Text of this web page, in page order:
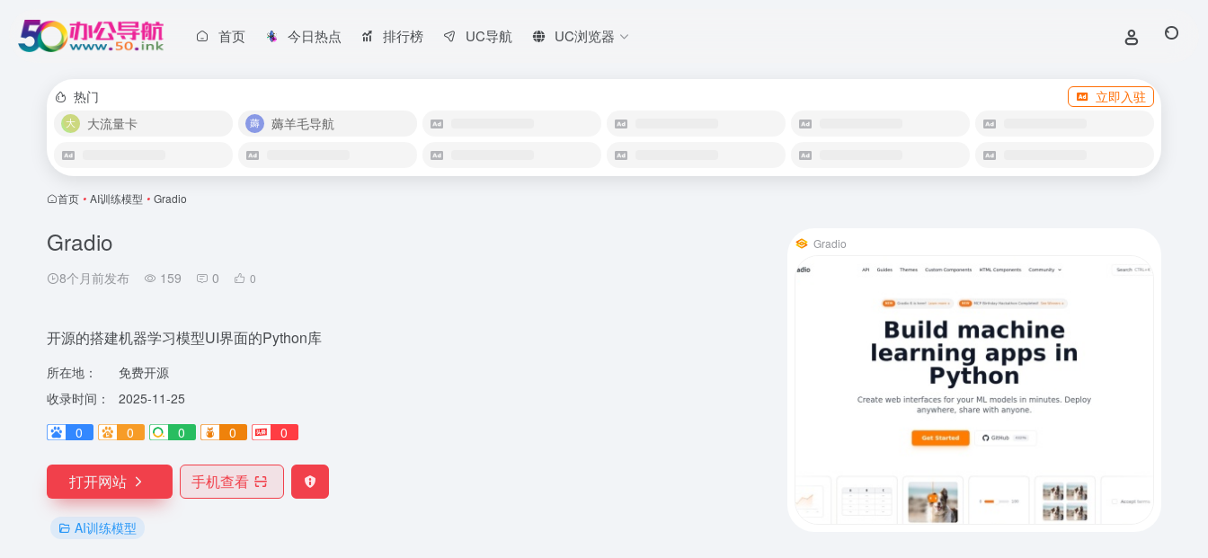
首页 今日热点 排行榜 UC导航 UC浏览器
热门
立即入驻
大流量卡
薅羊毛导航
首页 • AI训练模型 • Gradio
Gradio
8个月前发布 159 0 0
开源的搭建机器学习模型UI界面的Python库
所在地：
免费开源
收录时间：
2025-11-25
0
0 0 0 0
打开网站 手机查看
AI训练模型
Gradio